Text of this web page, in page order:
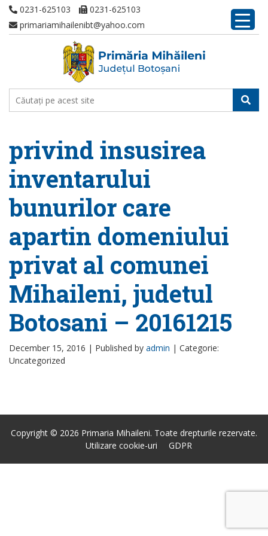
0231-625103
0231-625103
primariamihailenibt@yahoo.com
privind insusirea
inventarului
bunurilor care
apartin domeniului
privat al comunei
Mihaileni, judetul
Botosani – 20161215
December 15, 2016 | Published by admin | Categorie:
Uncategorized
Copyright © 2026 Primaria Mihaileni. Toate drepturile rezervate.
Utilizare cookie-uri
GDPR